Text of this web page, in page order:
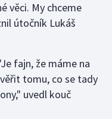
věci. My chceme
útočník Lukáš
fajn, že máme na
tomu, co se tady
uvedl kouč